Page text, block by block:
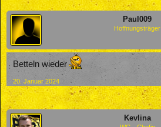
Paul009
Hoffnungsträger
Betteln wieder
20. Januar 2024
Kevlina